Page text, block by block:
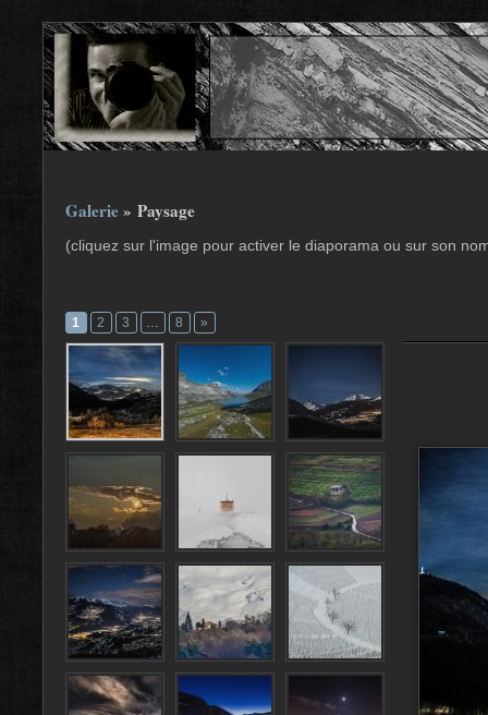
Galerie» Paysage
(cliquez sur l'image pour activer le diaporama ou sur son
1 2 3 … 8 »